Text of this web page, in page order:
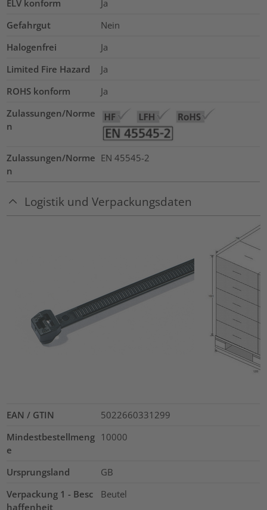
ELV konform
Ja
Gefahrgut
Nein
Halogenfrei
Ja
Limited Fire Hazard
Ja
ROHS konform
Ja
Zulassungen/Norme
n
Zulassungen/Norme
n
EN 45545-2
Logistik und Verpackungsdaten
EAN / GTIN
5022660331299
Mindestbestellmeng
e
10000
Ursprungsland
GB
Verpackung 1 - Besc
haffenheit
Beutel